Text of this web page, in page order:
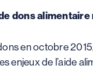
dons
en octobre
enjeux de l’aide